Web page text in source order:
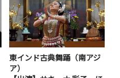
東インド古典舞踊（南アジ
ア）